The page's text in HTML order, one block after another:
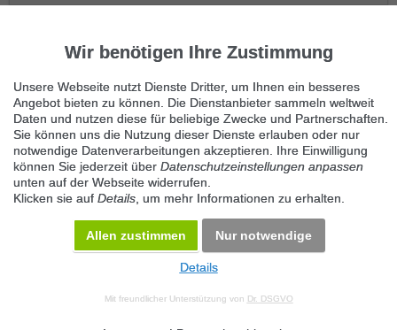
Traktoren
Anhänger
Kipper
Zugmaschinen
Datenschutz Impressum Kontakt Datenschutz anpassen Desktop Version
Wir benötigen Ihre Zustimmung
Unsere Webseite nutzt Dienste Dritter, um Ihnen ein besseres
Angebot bieten zu können. Die Dienstanbieter sammeln weltweit
Daten und nutzen diese für beliebige Zwecke und Partnerschaften.
Sie können uns die Nutzung dieser Dienste erlauben oder nur
notwendige Datenverarbeitungen akzeptieren. Ihre Einwilligung
können Sie jederzeit über Datenschutzeinstellungen anpassen
unten auf der Webseite widerrufen.
Klicken sie auf Details , um mehr Informationen zu erhalten.
Allen zustimmen Nur notwendige
Details
Mit freundlicher Unterstützung von Dr. DSGVO